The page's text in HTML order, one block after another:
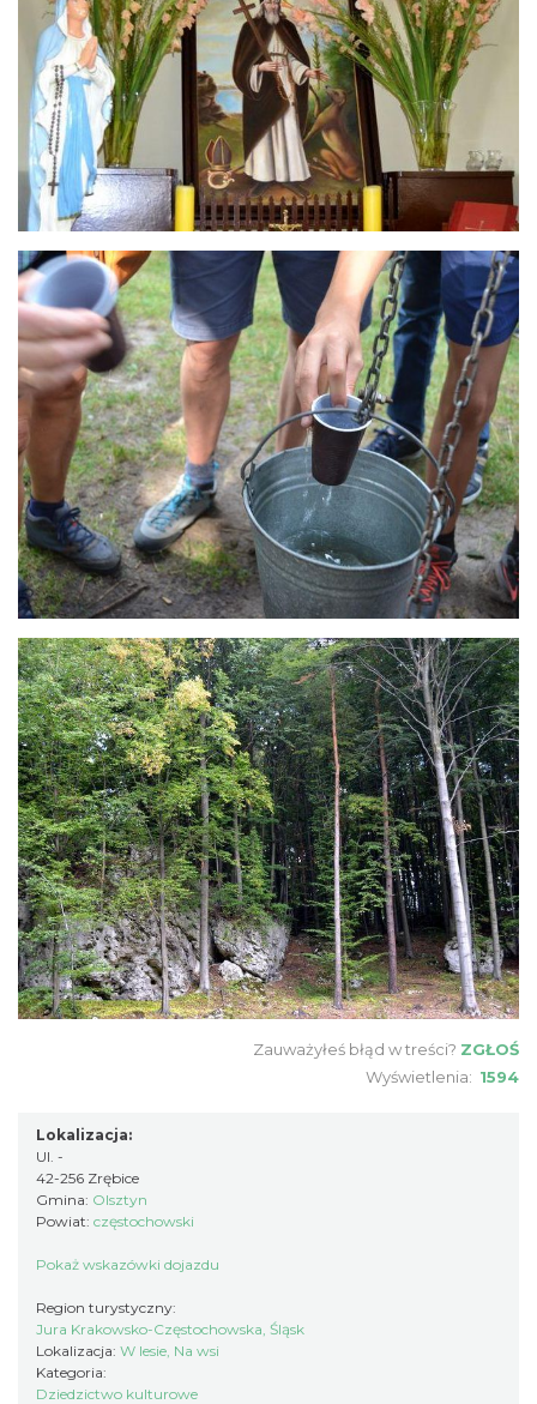
Zauważyłeś błąd w treści? ZGŁOŚ
Wyświetlenia: 1594
Lokalizacja:
Ul. -
42-256 Zrębice
Gmina: Olsztyn
Powiat: częstochowski
Pokaż wskazówki dojazdu
Region turystyczny:
Jura Krakowsko-Częstochowska, Śląsk
Lokalizacja: W lesie, Na wsi
Kategoria:
Dziedzictwo kulturowe